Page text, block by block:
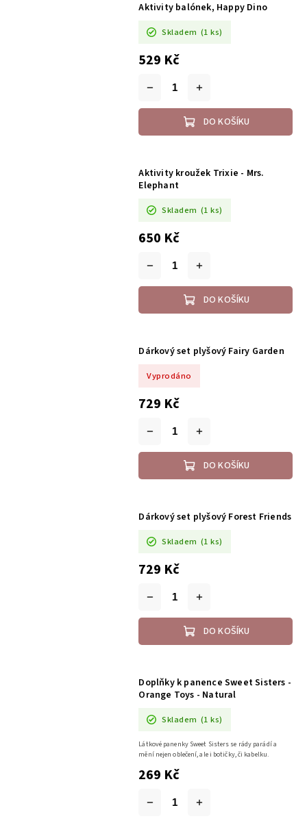
Aktivity balónek, Happy Dino
Skladem (1 ks)
529 Kč
DO KOŠÍKU
Aktivity kroužek Trixie - Mrs.
Elephant
Skladem (1 ks)
650 Kč
DO KOŠÍKU
Dárkový set plyšový Fairy Garden
Vyprodáno
729 Kč
DO KOŠÍKU
Dárkový set plyšový Forest Friends
Skladem (1 ks)
729 Kč
DO KOŠÍKU
Doplňky k panence Sweet Sisters -
Orange Toys - Natural
Skladem (1 ks)
269 Kč
Látkové panenky Sweet Sisters se rády parádí a
mění nejen oblečení, ale i botičky, či kabelku.